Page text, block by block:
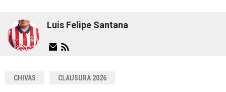
Luis Felipe Santana
CHIVAS CLAUSURA 2026